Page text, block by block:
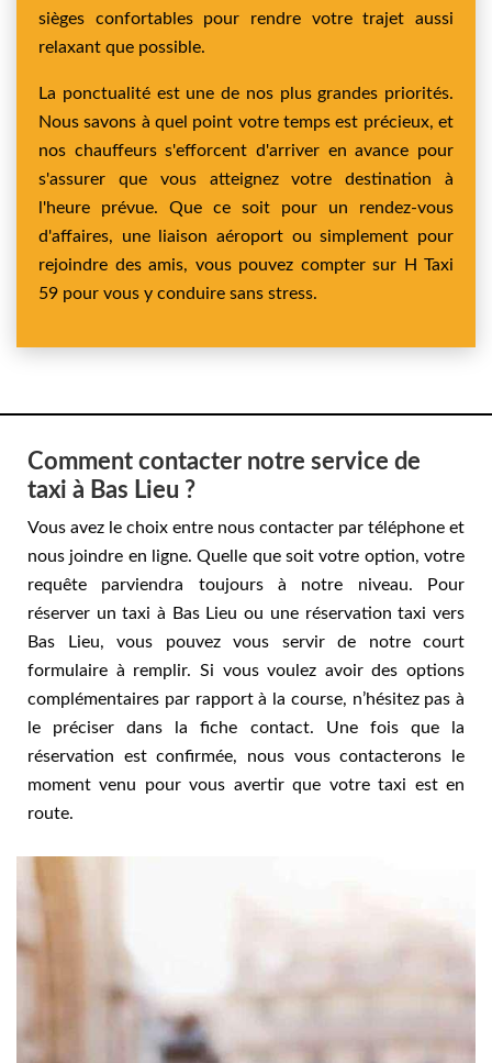
sièges confortables pour rendre votre trajet aussi
relaxant que possible.
La ponctualité est une de nos plus grandes priorités.
Nous savons à quel point votre temps est précieux, et
nos chauffeurs s'efforcent d'arriver en avance pour
s'assurer que vous atteignez votre destination à
l'heure prévue. Que ce soit pour un rendez-vous
d'affaires, une liaison aéroport ou simplement pour
rejoindre des amis, vous pouvez compter sur H Taxi
59 pour vous y conduire sans stress.
Comment contacter notre service de
taxi à Bas Lieu ?
Vous avez le choix entre nous contacter par téléphone et
nous joindre en ligne. Quelle que soit votre option, votre
requête parviendra toujours à notre niveau. Pour
réserver un taxi à Bas Lieu ou une réservation taxi vers
Bas Lieu, vous pouvez vous servir de notre court
formulaire à remplir. Si vous voulez avoir des options
complémentaires par rapport à la course, n’hésitez pas à
le préciser dans la fiche contact. Une fois que la
réservation est confirmée, nous vous contacterons le
moment venu pour vous avertir que votre taxi est en
route.